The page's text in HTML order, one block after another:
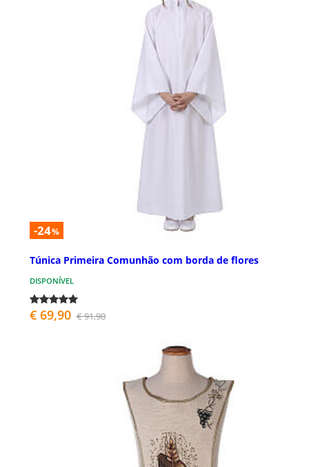
-24%
Túnica Primeira Comunhão com borda de flores
DISPONÍVEL
€ 69,90 € 91,90